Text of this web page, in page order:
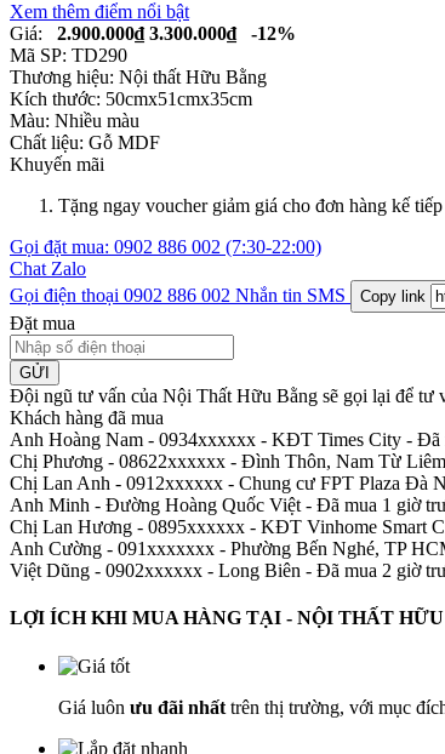
Xem thêm điểm nổi bật
Giá:
2.900.000₫3.300.000₫
-12%
Mã SP: TD290
Thương hiệu: Nội thất Hữu Bằng
Kích thước: 50cmx51cmx35cm
Màu: Nhiều màu
Chất liệu: Gỗ MDF
Khuyến mãi
Tặng ngay voucher giảm giá cho đơn hàng kế tiếp
Gọi đặt mua: 0902 886 002 (7:30-22:00)
Chat Zalo
Gọi điện thoại 0902 886 002 Nhắn tin SMS Copy link
Đặt mua
GỬI
Đội ngũ tư vấn của Nội Thất Hữu Bằng sẽ gọi lại để tư
Khách hàng đã mua
Anh Hoàng Nam - 0934xxxxxx - KĐT Times City - Đã
Chị Phương - 08622xxxxxx - Đình Thôn, Nam Từ
Chị Lan Anh - 0912xxxxxx - Chung cư FPT Plaza Đà
Anh Minh - Đường Hoàng Quốc Việt - Đã mua 1 giờ
Chị Lan Hương - 0895xxxxxx - KĐT Vinhome Smart
Anh Cường - 091xxxxxxx - Phường Bến Nghé, TP
Việt Dũng - 0902xxxxxx - Long Biên - Đã mua 2 giờ
LỢI ÍCH KHI MUA HÀNG TẠI - NỘI THẤT
Giá luôn ưu đãi nhất trên thị trường, với mục